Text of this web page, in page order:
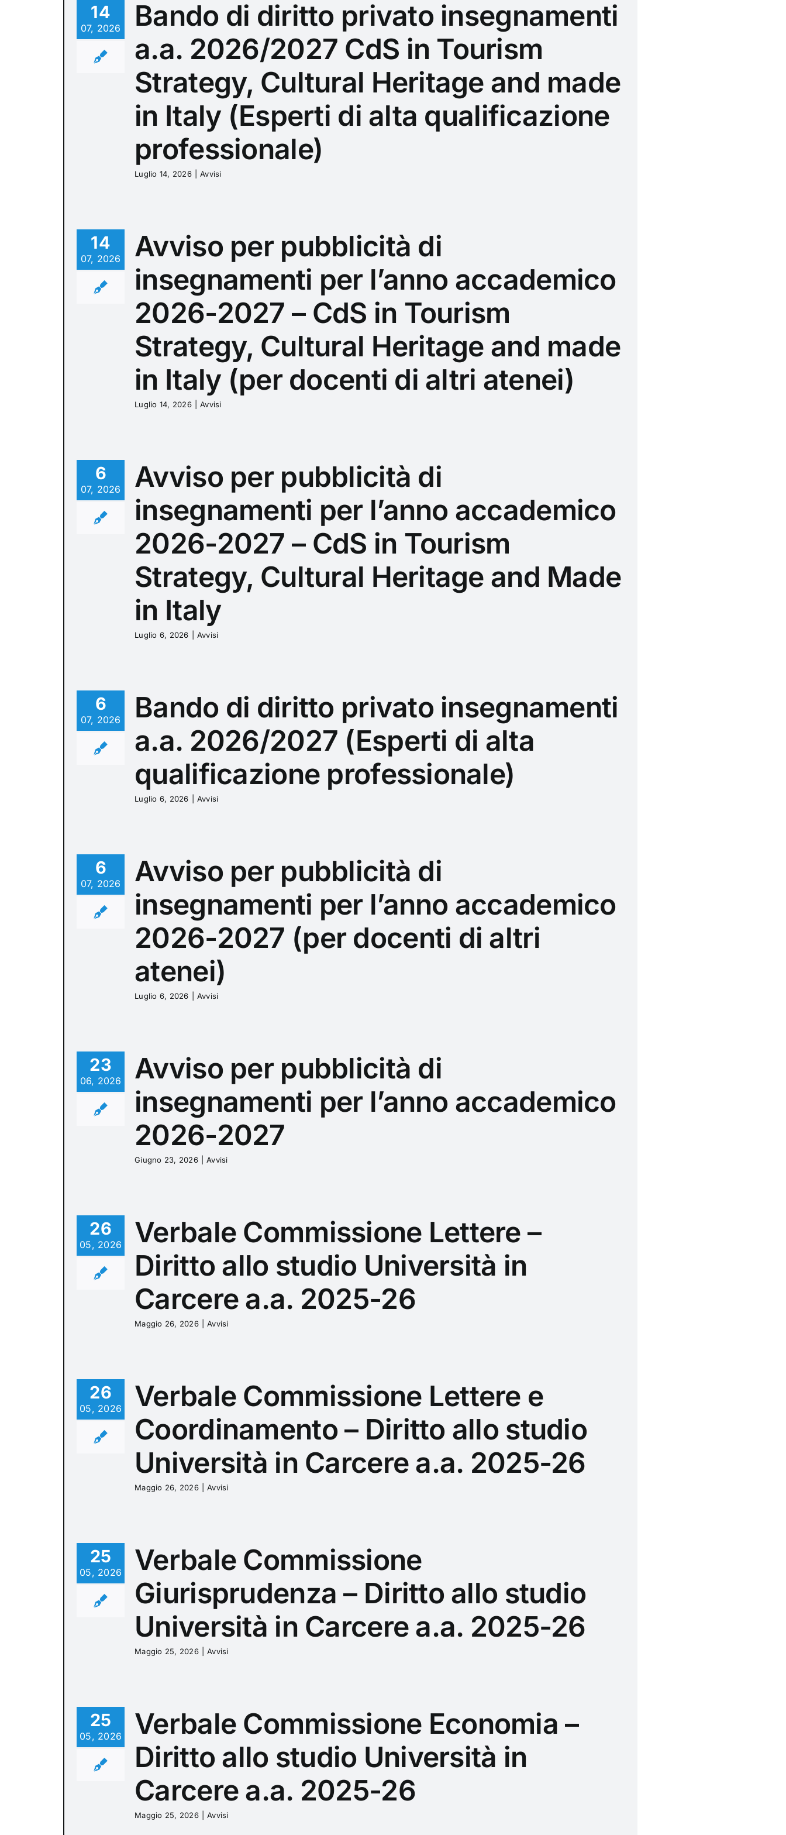
14
07, 2026
Bando di diritto privato insegnamenti
a.a. 2026/2027 CdS in Tourism
Strategy, Cultural Heritage and made
in Italy (Esperti di alta qualificazione
professionale)
Luglio 14, 2026 Avvisi
14
07, 2026
Avviso per pubblicità di
insegnamenti per l’anno accademico
2026-2027 – CdS in Tourism
Strategy, Cultural Heritage and made
in Italy (per docenti di altri atenei)
Luglio 14, 2026 Avvisi
6
07, 2026
Avviso per pubblicità di
insegnamenti per l’anno accademico
2026-2027 – CdS in Tourism
Strategy, Cultural Heritage and Made
in Italy
Luglio 6, 2026 Avvisi
6
07, 2026
Bando di diritto privato insegnamenti
a.a. 2026/2027 (Esperti di alta
qualificazione professionale)
Luglio 6, 2026 Avvisi
6
07, 2026
Avviso per pubblicità di
insegnamenti per l’anno accademico
2026-2027 (per docenti di altri
atenei)
Luglio 6, 2026 Avvisi
23
06, 2026
Avviso per pubblicità di
insegnamenti per l’anno accademico
2026-2027
Giugno 23, 2026 Avvisi
26
05, 2026
Verbale Commissione Lettere –
Diritto allo studio Università in
Carcere a.a. 2025-26
Maggio 26, 2026 Avvisi
26
05, 2026
Verbale Commissione Lettere e
Coordinamento – Diritto allo studio
Università in Carcere a.a. 2025-26
Maggio 26, 2026 Avvisi
25
05, 2026
Verbale Commissione
Giurisprudenza – Diritto allo studio
Università in Carcere a.a. 2025-26
Maggio 25, 2026 Avvisi
25
05, 2026
Verbale Commissione Economia –
Diritto allo studio Università in
Carcere a.a. 2025-26
Maggio 25, 2026 Avvisi